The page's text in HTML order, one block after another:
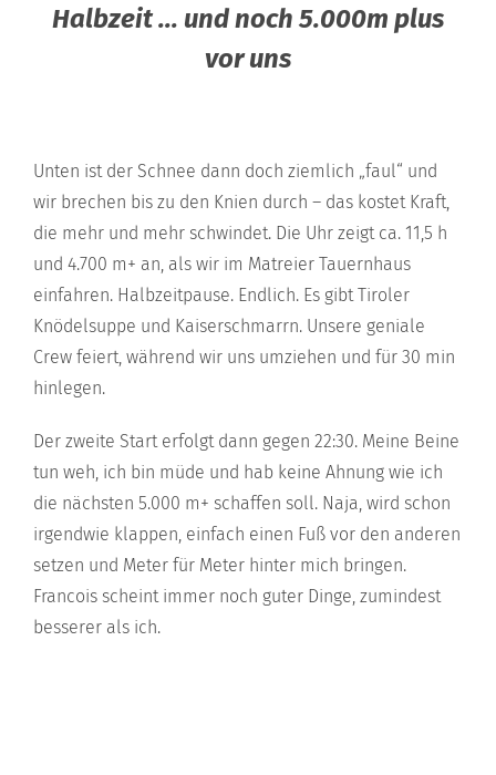
Halbzeit ... und noch 5.000m plus
vor uns
Unten ist der Schnee dann doch ziemlich „faul“ und
wir brechen bis zu den Knien durch – das kostet Kraft,
die mehr und mehr schwindet. Die Uhr zeigt ca. 11,5 h
und 4.700 m+ an, als wir im Matreier Tauernhaus
einfahren. Halbzeitpause. Endlich. Es gibt Tiroler
Knödelsuppe und Kaiserschmarrn. Unsere geniale
Crew feiert, während wir uns umziehen und für 30 min
hinlegen.
Der zweite Start erfolgt dann gegen 22:30. Meine Beine
tun weh, ich bin müde und hab keine Ahnung wie ich
die nächsten 5.000 m+ schaffen soll. Naja, wird schon
irgendwie klappen, einfach einen Fuß vor den anderen
setzen und Meter für Meter hinter mich bringen.
Francois scheint immer noch guter Dinge, zumindest
besserer als ich.